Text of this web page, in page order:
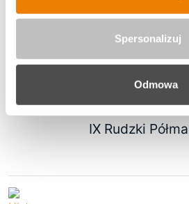
Spersonalizuj
Odmowa
POLECANE
IX Rudzki